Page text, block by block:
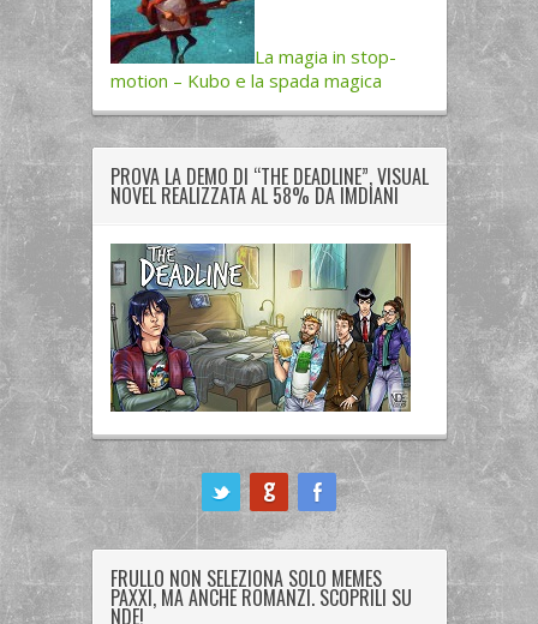
La magia in stop-
motion – Kubo e la spada magica
PROVA LA DEMO DI “THE DEADLINE”, VISUAL
NOVEL REALIZZATA AL 58% DA IMDIANI
FRULLO NON SELEZIONA SOLO MEMES
PAXXI, MA ANCHE ROMANZI. SCOPRILI SU
NDE!